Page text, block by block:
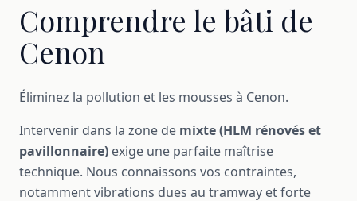
Comprendre le bâti de
Cenon
Éliminez la pollution et les mousses à Cenon.
Intervenir dans la zone de mixte (HLM rénovés et
pavillonnaire) exige une parfaite maîtrise
technique. Nous connaissons vos contraintes,
notamment vibrations dues au tramway et forte